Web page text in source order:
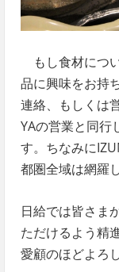
もし食材につ
品に興味をお持
連絡、もしくは
YAの営業と同行
す。ちなみに
都圏全域は網羅
日給では皆さま
ただけるよう精
愛顧のほどよろ